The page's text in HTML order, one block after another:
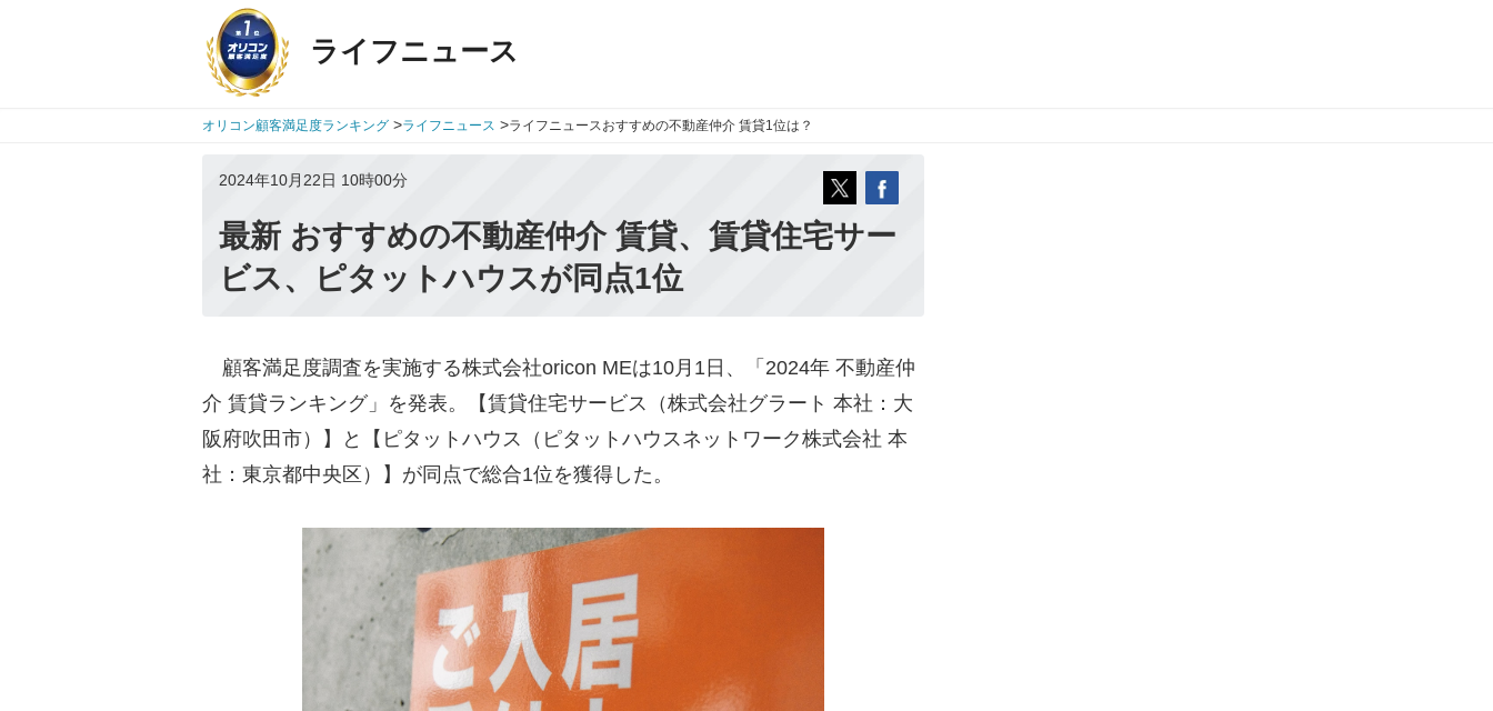
ライフニュース
オリコン顧客満足度ランキング >ライフニュース >ライフニュースおすすめの不動産仲介 賃貸1位は？
2024年10月22日 10時00分
最新 おすすめの不動産仲介 賃貸、賃貸住宅サー
ビス、ピタットハウスが同点1位
顧客満足度調査を実施する株式会社oricon MEは10月1日、「2024年 不動産仲
介 賃貸ランキング」を発表。【賃貸住宅サービス（株式会社グラート 本社：大
阪府吹田市）】と【ピタットハウス（ピタットハウスネットワーク株式会社 本
社：東京都中央区）】が同点で総合1位を獲得した。